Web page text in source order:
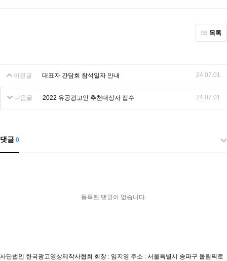
목록
이전글 대표자 간담회 참석일자 안내 24.07.01
다음글 2022 유공광고인 추천대상자 접수 24.07.01
댓글 0
등록된 댓글이 없습니다.
사단법인 한국광고영상제작사협회 회장 : 임지영 주소 : 서울특별시 송파구 올림픽로